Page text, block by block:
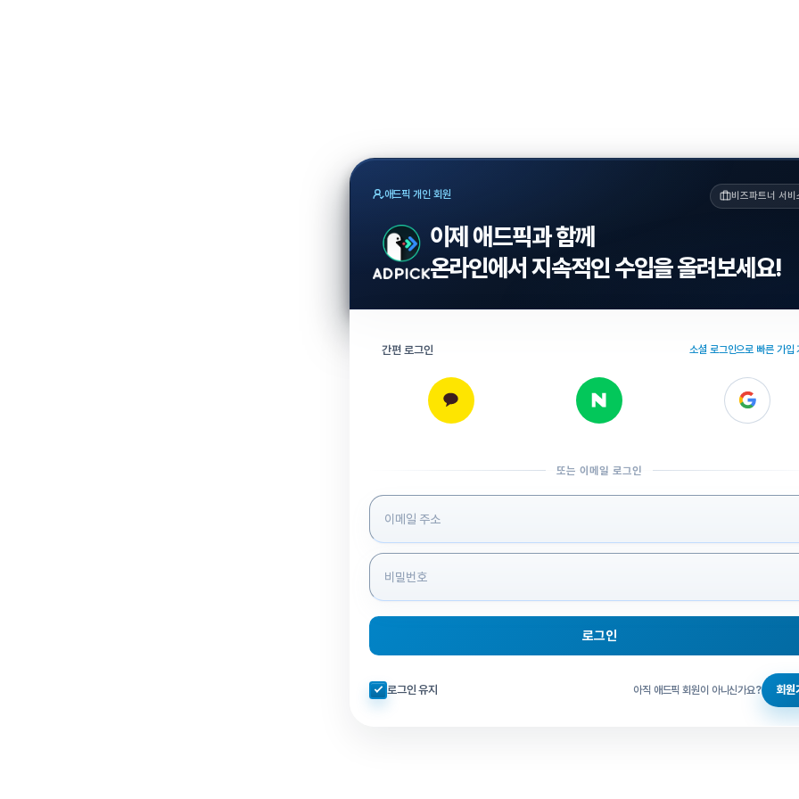
애드픽 개인 회원 비즈파트너 서비
이제 애드픽과 함께
온라인에서 지속적인 수입을 올려보세요!
간편 로그인 소셜 로그인으로 빠른 가입
또는 이메일 로그인
로그인 정보 입력
로그인
자동로그인 체크
로그인 유지 아직 애드픽 회원이 아니신가요? 회원